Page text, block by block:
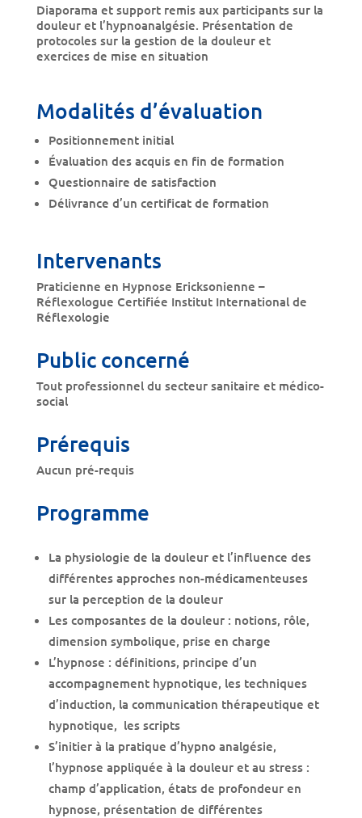
Diaporama et support remis aux participants sur la
douleur et l’hypnoanalgésie. Présentation de
protocoles sur la gestion de la douleur et
exercices de mise en situation
Modalités d’évaluation
Positionnement initial
Évaluation des acquis en fin de formation
Questionnaire de satisfaction
Délivrance d’un certificat de formation
Intervenants
Praticienne en Hypnose Ericksonienne –
Réflexologue Certifiée Institut International de
Réflexologie
Public concerné
Tout professionnel du secteur sanitaire et médico-
social
Prérequis
Aucun pré-requis
Programme
La physiologie de la douleur et l’influence des
différentes approches non-médicamenteuses
sur la perception de la douleur
Les composantes de la douleur : notions, rôle,
dimension symbolique, prise en charge
L’hypnose : définitions, principe d’un
accompagnement hypnotique, les techniques
d’induction, la communication thérapeutique et
hypnotique, les scripts
S’initier à la pratique d’hypno analgésie,
l’hypnose appliquée à la douleur et au stress :
champ d’application, états de profondeur en
hypnose, présentation de différentes